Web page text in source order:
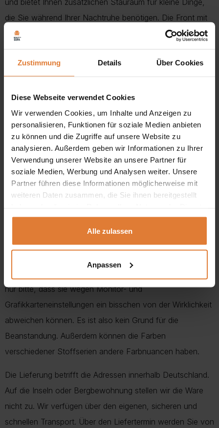
Zustimmung Details Über Cookies
Diese Webseite verwendet Cookies
Wir verwenden Cookies, um Inhalte und Anzeigen zu
personalisieren, Funktionen für soziale Medien anbieten
zu können und die Zugriffe auf unsere Website zu
analysieren. Außerdem geben wir Informationen zu Ihrer
Verwendung unserer Website an unsere Partner für
soziale Medien, Werbung und Analysen weiter. Unsere
Partner führen diese Informationen möglicherweise mit
weiteren Daten zusammen, die Sie ihnen bereitgestellt
gesammelt haben.
Alle zulassen
Anpassen
und bietet Ihnen zusätzlichen Stauraum für kleine Dinge,
die Sie während Ihrer Nachtruhe benötigen. Die Front mit
ihren dekorativen Rillen und der geometrische Rahmen aus
Ergänzt wird das Ganze durch einen goldenen
verleiht.
Abmessungen:
Breite:54 cm
Höhe:56 cm
Tiefe:39 cm
Wir möchten Ihnen mitteilen, dass alle Maßen der
Polstermöbel mit Toleranz +/- 2% beachtet werden
nur bitte, dass sie wegen Monitor- und
Grafikkarteneinstellungen ein bisschen von der Wirklichkeit
abweichen können. Es ist also kein Grund für die
Beanstandung. Außerdem können die Farben
verschiedener Stoffserien andere Farbnuancen haben.
Die Lieferung betrifft die Adressen innerhalb Deutschland.
Auf die Inseln oder Bergbewohnung stellen wir die Ware
nicht zu. Wir verfügen über den eigenen, sicheren und
schnellen Transport. Über den Liefertermin werden Sie von